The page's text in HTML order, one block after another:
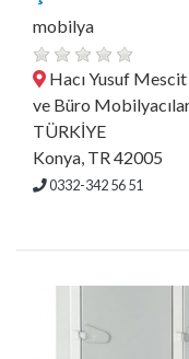
mobilya
Hacı Yusuf
ve Büro
TÜRKİYE
Konya, TR 42005
0332-342 56 51